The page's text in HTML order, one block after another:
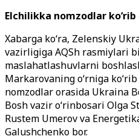
Elchilikka nomzodlar
Xabarga ko‘ra, Zelenskiy
vazirligiga AQSh rasmiylari
maslahatlashuvlarni
Markarovaning o‘rniga
nomzodlar orasida Ukraina
Bosh vazir o‘rinbosari Olga
Rustem Umerov va
Galushchenko bor.